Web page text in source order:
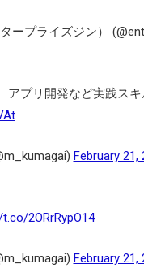
ープライズジン）
アプリ開発など実践ス
February 21,
2ORrRypO14
February 21,